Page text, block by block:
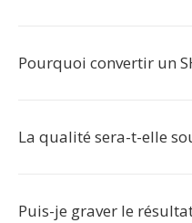
Pourquoi convertir un
La qualité sera-t-elle
Puis-je graver le